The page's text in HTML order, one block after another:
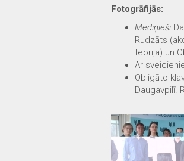
Fotogrāfijās:
Mediņieši
Rudzāts
teorija) un
Ar
Obligāto
Daugavpilī.